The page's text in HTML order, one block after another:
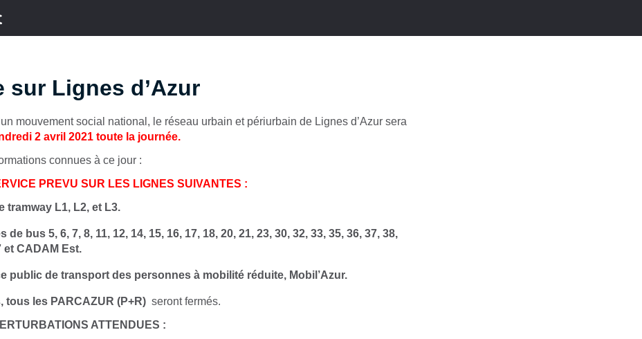
sur Lignes d’Azur
mouvement social national, le réseau urbain et périurbain de Lignes d’Azur sera
2 avril 2021 toute la journée.
connues à ce jour :
PREVU SUR LES LIGNES SUIVANTES :
tramway L1, L2, et L3.
de bus 5, 6, 7, 8, 11, 12, 14, 15, 16, 17, 18, 20, 21, 23, 30, 32, 33, 35, 36, 37, 38,
et CADAM Est.
public de transport des personnes à mobilité réduite, Mobil’Azur.
tous les PARCAZUR (P+R) seront fermés.
ATTENDUES :